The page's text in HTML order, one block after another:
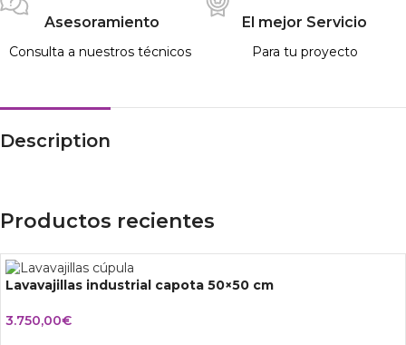
Asesoramiento
Consulta a nuestros técnicos
El mejor Servicio
Para tu proyecto
Description
Productos recientes
Lavavajillas industrial capota 50×50 cm
3.750,00€